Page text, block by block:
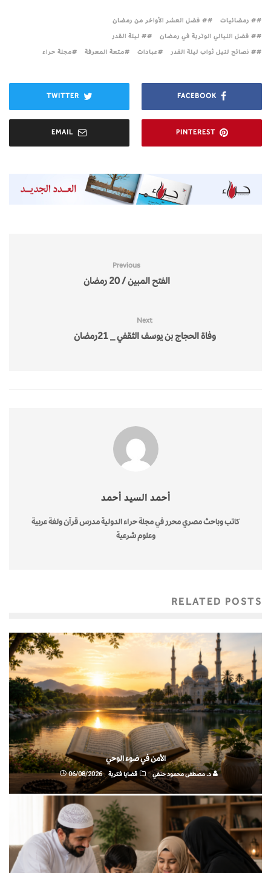
# رمضانيات
# فضل العشر الأواخر من رمضان
# فضل الليالي الوترية في رمضان
# ليلة القدر
# نصائح لنيل ثواب ليلة القدر
عبادات متعة المعرفة مجلة حراء
FACEBOOK
TWITTER
PINTEREST
EMAIL
Previous
الفتح المبين / 20 رمضان
Next
وفاة الحجاج بن يوسف الثقفي _ 21رمضان
أحمد السيد أحمد
كاتب وباحث مصري محرر في مجلة حراء الدولية مدرس قرآن ولغة عربية
وعلوم شرعية
RELATED POSTS
الأمن في ضوء الوحي
د. مصطفى محمود حنفي قضايا فكرية 06/08/2026